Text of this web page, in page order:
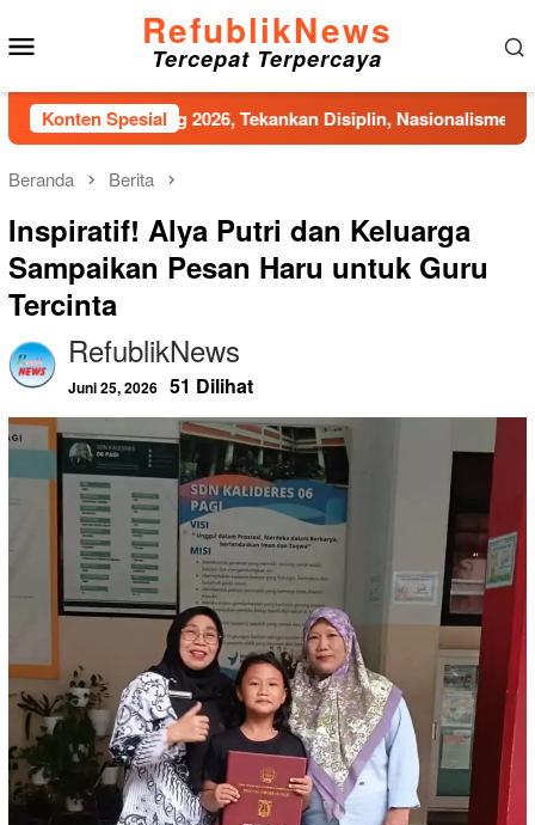
ke
konten
RefublikNews
Tercepat Terpercaya
Konten Spesial
2026, Tekankan Disiplin, Nasionalisme, dan Integritas
Beranda Berita
Inspiratif! Alya Putri dan Keluarga
Sampaikan Pesan Haru untuk Guru
Tercinta
RefublikNews
Juni 25, 2026 51 Dilihat